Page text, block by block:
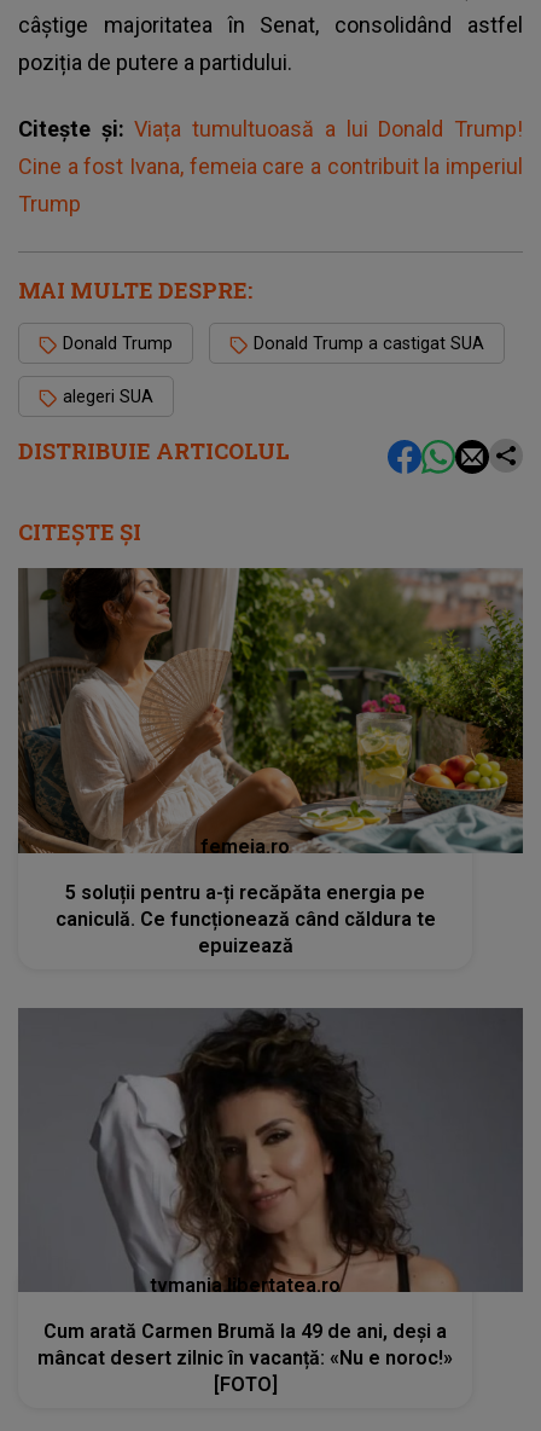
DISTRIBUIE ARTICOLUL
câștige majoritatea în Senat, consolidând astfel
poziția de putere a partidului.
Citește și:Viața tumultuoasă a lui Donald Trump!
Cine a fost Ivana, femeia care a contribuit la imperiul
Trump
MAI MULTE DESPRE:
Donald Trump Donald Trump a castigat SUA
alegeri SUA
CITEȘTE ȘI
femeia.ro
5 soluții pentru a-ți recăpăta energia pe
caniculă. Ce funcționează când căldura te
epuizează
tvmania.libertatea.ro
Cum arată Carmen Brumă la 49 de ani, deși a
mâncat desert zilnic în vacanță: «Nu e noroc!»
[FOTO]